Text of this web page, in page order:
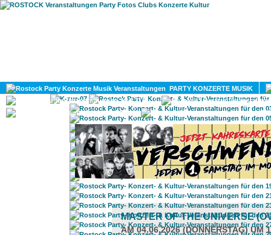
PARTY KONZERTE MUSIK
KULTUR
GAY
MASTER OF THE UNIVERSE
AM 04.06.2026 (DONNERSTAG) UM